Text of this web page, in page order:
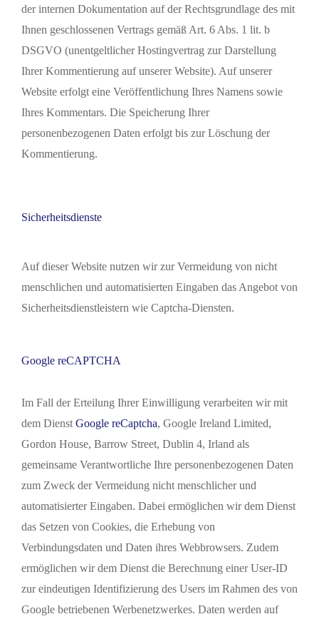
der internen Dokumentation auf der Rechtsgrundlage des mit
Ihnen geschlossenen Vertrags gemäß Art. 6 Abs. 1 lit. b
DSGVO (unentgeltlicher Hostingvertrag zur Darstellung
Ihrer Kommentierung auf unserer Website). Auf unserer
Website erfolgt eine Veröffentlichung Ihres Namens sowie
Ihres Kommentars. Die Speicherung Ihrer
personenbezogenen Daten erfolgt bis zur Löschung der
Kommentierung.
Sicherheitsdienste
Auf dieser Website nutzen wir zur Vermeidung von nicht
menschlichen und automatisierten Eingaben das Angebot von
Sicherheitsdienstleistern wie Captcha-Diensten.
Google reCAPTCHA
Im Fall der Erteilung Ihrer Einwilligung verarbeiten wir mit
dem Dienst Google reCaptcha, Google Ireland Limited,
Gordon House, Barrow Street, Dublin 4, Irland als
gemeinsame Verantwortliche Ihre personenbezogenen Daten
zum Zweck der Vermeidung nicht menschlicher und
automatisierter Eingaben. Dabei ermöglichen wir dem Dienst
das Setzen von Cookies, die Erhebung von
Verbindungsdaten und Daten ihres Webbrowsers. Zudem
ermöglichen wir dem Dienst die Berechnung einer User-ID
zur eindeutigen Identifizierung des Users im Rahmen des von
Google betriebenen Werbenetzwerkes. Daten werden auf